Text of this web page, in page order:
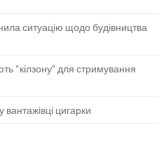
ситуацію щодо будівництва
“кілзону” для стримування
цигарки